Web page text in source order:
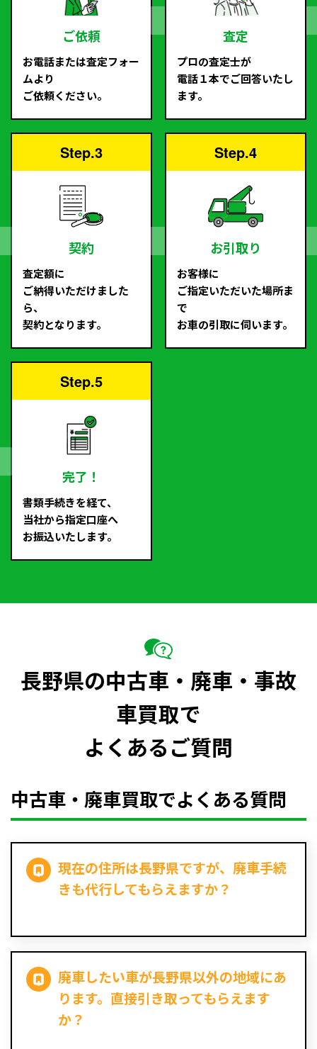
ご依頼
お電話または査定フォー
ムより
ご依頼ください。
査定
プロの査定士が
電話１本でご回答いたし
ます。
Step.3
契約
査定額に
ご納得いただけました
ら、
契約となります。
Step.4
お引取り
お客様に
ご指定いただいた場所ま
で
お車の引取に伺います。
Step.5
完了！
書類手続きを経て、
当社から指定口座へ
お振込いたします。
長野県の中古車・廃車・事故
車買取で
よくあるご質問
中古車・廃車買取でよくある質問
現在の住所は長野県ですが、廃車手続
きも代行してもらえますか？
廃車したい車が長野県以外の地域にあ
ります。直接引き取ってもらえます
か？